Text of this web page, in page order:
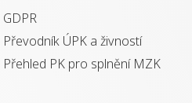
GDPR
Převodník ÚPK a živností
Přehled PK pro splnění MZK